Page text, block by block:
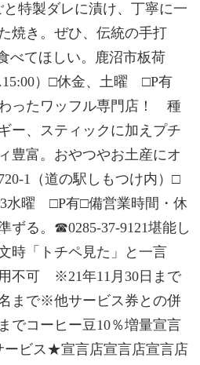
特製ダレに漬け、丁寧に一
焼き。ぜひ、伝統の手打
べてほしい。鹿沼市板荷
）□休金、土曜 □P有
わったワッフル専門店！ 種
ー、スティックに加えプチ
豊富。おやつやお土産にオ
1（道の駅しもつけ内）□
3水曜 □P有□備営業時間・休
ずる。☎0285-37-9121堪能し
時「トチペ見た」と一言
不可 ※21年11月30日まで
まで※他サービス券との併
でコーヒー豆10％増量宣言
ービス★宣言店宣言店宣言店